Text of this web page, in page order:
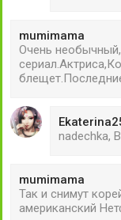
mumimama
Очень
nadechka,
mumimama
Так и снимут
американский